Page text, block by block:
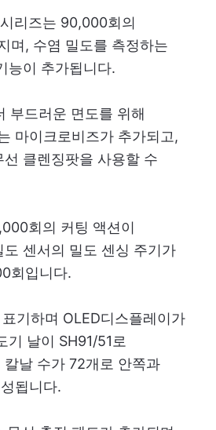
리즈는 90,000회의
며, 수염 밀도를 측정하는
능이 추가됩니다.
부드러운 면도를 위해
마이크로비즈가 추가되고,
클렌징팟을 사용할 수
회의 커팅 액션이
센서의 밀도 센싱 주기가
회입니다.
기하며 OLED디스플레이가
기 날이 SH91/51로
날 수가 72개로 안쪽과
됩니다.